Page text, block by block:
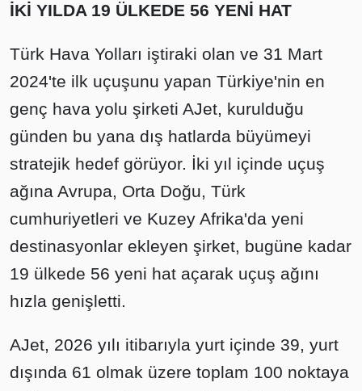
İKİ YILDA 19 ÜLKEDE 56 YENİ HAT
Türk Hava Yolları iştiraki olan ve 31 Mart
2024'te ilk uçuşunu yapan Türkiye'nin en
genç hava yolu şirketi AJet, kurulduğu
günden bu yana dış hatlarda büyümeyi
stratejik hedef görüyor. İki yıl içinde uçuş
ağına Avrupa, Orta Doğu, Türk
cumhuriyetleri ve Kuzey Afrika'da yeni
destinasyonlar ekleyen şirket, bugüne kadar
19 ülkede 56 yeni hat açarak uçuş ağını
hızla genişletti.
AJet, 2026 yılı itibarıyla yurt içinde 39, yurt
dışında 61 olmak üzere toplam 100 noktaya